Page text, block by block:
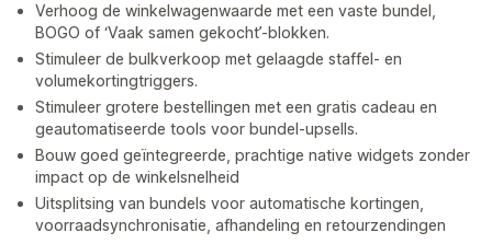
Verhoog de winkelwagenwaarde met een vaste bundel,
BOGO of ‘Vaak samen gekocht’-blokken.
Stimuleer de bulkverkoop met gelaagde staffel- en
volumekortingtriggers.
Stimuleer grotere bestellingen met een gratis cadeau en
geautomatiseerde tools voor bundel-upsells.
Bouw goed geïntegreerde, prachtige native widgets zonder
impact op de winkelsnelheid
Uitsplitsing van bundels voor automatische kortingen,
voorraadsynchronisatie, afhandeling en retourzendingen